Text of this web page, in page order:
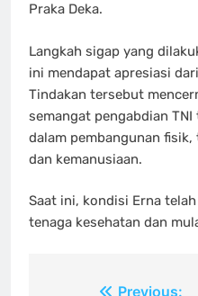
Praka Deka.
Langkah sigap yang
ini mendapat apresiasi
Tindakan tersebut
semangat pengabdian
dalam pembangunan
dan kemanusiaan.
Saat ini, kondisi Erna
tenaga kesehatan dan
Previous: